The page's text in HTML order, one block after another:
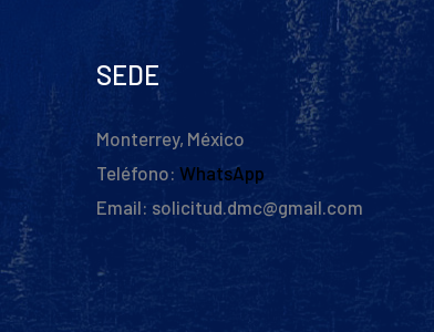
SEDE
Monterrey, México
Teléfono: WhatsApp
Email: solicitud.dmc@gmail.com